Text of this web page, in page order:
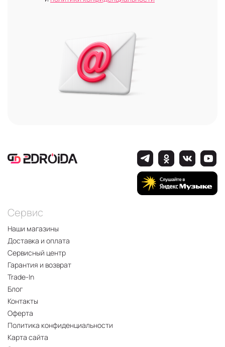
Сервис
Наши магазины
Доставка и оплата
Сервисный центр
Гарантия и возврат
Trade-In
Блог
Контакты
Оферта
Политика конфиденциальности
Карта сайта